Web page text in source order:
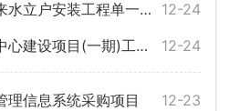
12-24
装工程单一来源采购公告
12-24
(一期)工程中标候选人公示
12-23
理信息系统采购项目